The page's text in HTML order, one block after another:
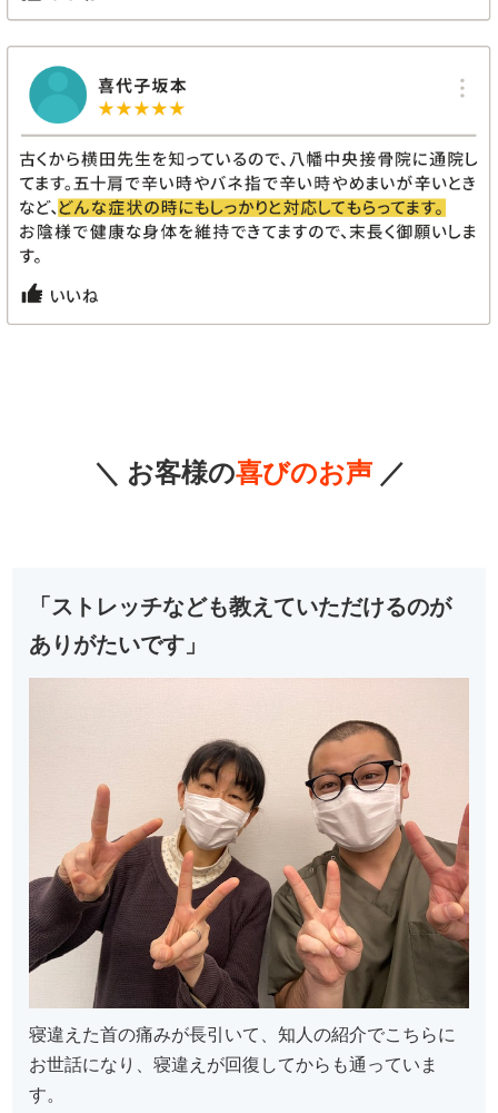
＼ お客様の喜びのお声 ／
「ストレッチなども教えていただけるのが
ありがたいです」
寝違えた首の痛みが長引いて、知人の紹介でこちらに
お世話になり、寝違えが回復してからも通っていま
す。